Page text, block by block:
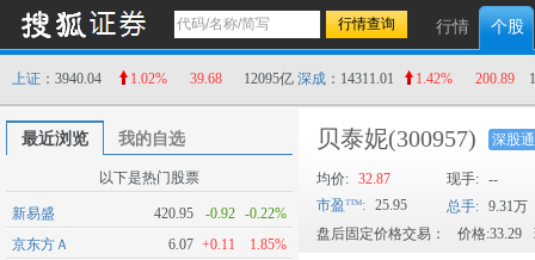
行情 个股
上证 ：3940.04 1.02% 39.68 12095亿 深成 ：14311.01 1.42% 200.89
最近浏览 我的自选
以下是热门股票
新易盛 420.95 -0.92 -0.22%
京东方Ａ
6.07 +0.11
1.85%
贝泰妮(300957) 深股通
均价: 32.87 现手: --
市盈
: 25.95 总手: 9.31万
盘后固定价格交易：
价格:33.29